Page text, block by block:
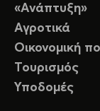
«Ανάπτυξη»
Αγροτικά
Οικονομική
Τουρισμός
Υποδομές